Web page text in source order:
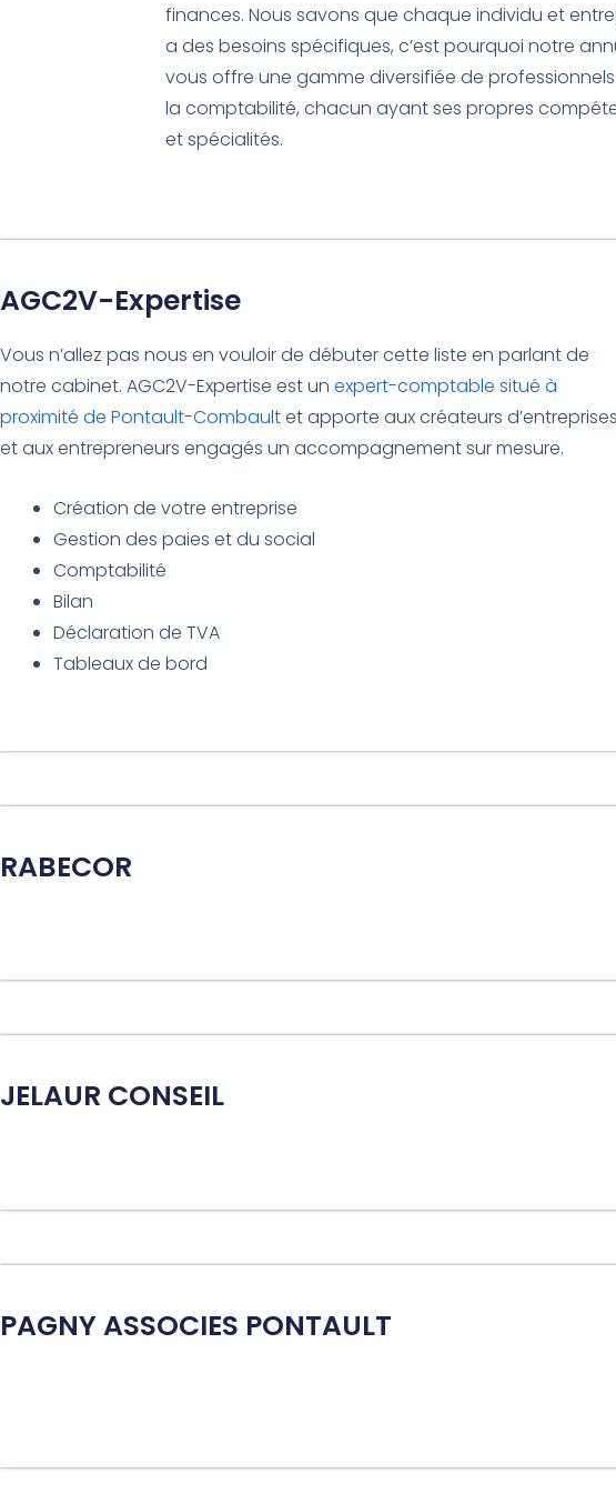
finances. Nous savons que chaque individu et
a des besoins spécifiques, c’est pourquoi notre
vous offre une gamme diversifiée de
la comptabilité, chacun ayant ses propres
et spécialités.
AGC2V-Expertise
Vous n’allez pas nous en vouloir de débuter cette liste en parlant de
notre cabinet. AGC2V-Expertise est un expert-comptable situé à
proximité de Pontault-Combaultet apporte aux créateurs d’entreprises
et aux entrepreneurs engagés un accompagnement sur mesure.
Création de votre entreprise
Gestion des paies et du social
Comptabilité
Bilan
Déclaration de TVA
Tableaux de bord
RABECOR
JELAUR CONSEIL
PAGNY ASSOCIES PONTAULT